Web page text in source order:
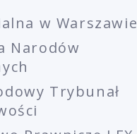
w Warszawie
Narodów
Trybunał